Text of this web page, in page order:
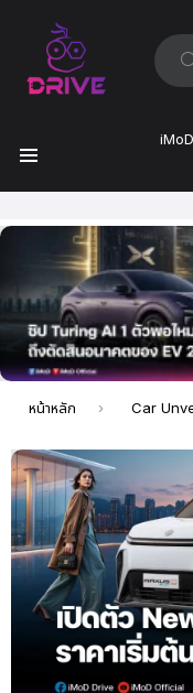
ค้นหา:
iMoD
ล่าสุด
คุณอยู่ที่นี่:
หน้าหลัก Car